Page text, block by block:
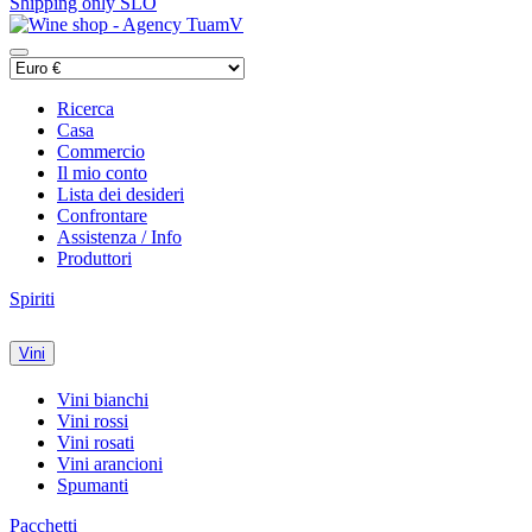
Ricerca
Casa
Commercio
Il mio conto
Lista dei desideri
Confrontare
Assistenza / Info
Produttori
Spiriti
Vini
Vini bianchi
Vini rossi
Vini rosati
Vini arancioni
Spumanti
Pacchetti